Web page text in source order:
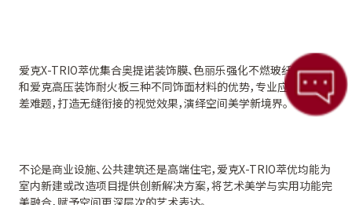
爱克X-TRIO萃优集合奥提诺装饰膜、色丽乐强化不燃玻纤装饰板
和爱克高压装饰耐火板三种不同饰面材料的优势，专业应对饰材色
差难题，打造无缝衔接的视觉效果，演绎空间美学新境界。
不论是商业设施、公共建筑还是高端住宅， 爱克X-TRIO萃优均能为
室内新建或改造项目提供创新解决方案，将艺术美学与实用功能完
美融合，赋予空间更深层次的艺术表达。